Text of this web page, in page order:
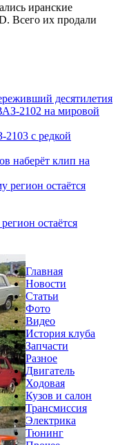
иранские
Всего их продали
десятилетия
2102 на мировой
с редкой
наберёт клип на
регион остаётся
остаётся
Главная
Новости
Статьи
Фото
Видео
История клуба
Запчасти
Разное
Двигатель
Ходовая
Кузов и салон
Трансмиссия
Электрика
Тюнинг